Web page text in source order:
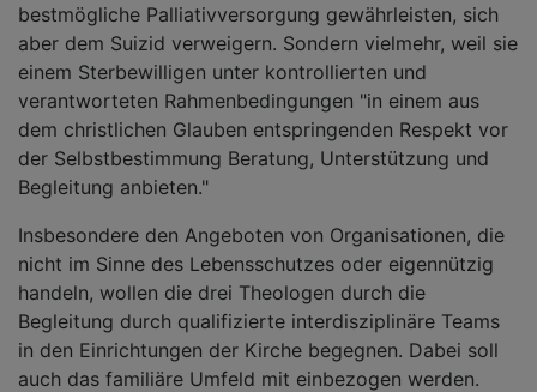
bestmögliche Palliativversorgung gewährleisten, sich
aber dem Suizid verweigern. Sondern vielmehr, weil sie
einem Sterbewilligen unter kontrollierten und
verantworteten Rahmenbedingungen "in einem aus
dem christlichen Glauben entspringenden Respekt vor
der Selbstbestimmung Beratung, Unterstützung und
Begleitung anbieten."
Insbesondere den Angeboten von Organisationen, die
nicht im Sinne des Lebensschutzes oder eigennützig
handeln, wollen die drei Theologen durch die
Begleitung durch qualifizierte interdisziplinäre Teams
in den Einrichtungen der Kirche begegnen. Dabei soll
auch das familiäre Umfeld mit einbezogen werden.